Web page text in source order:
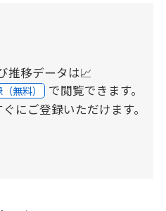
推移データは📈
（無料） で閲覧できます。
にご登録いただけます。